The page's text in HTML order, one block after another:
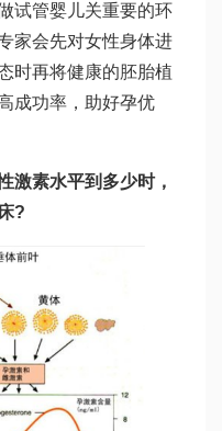
试管婴儿关重要的环
家会先对女性身体进
时再将健康的胚胎植
成功率，助好孕优
激素水平到多少时，
?